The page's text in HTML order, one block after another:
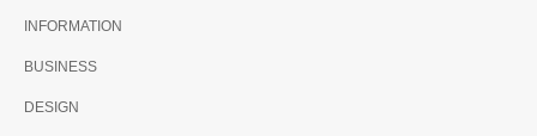
INFORMATION
BUSINESS
DESIGN